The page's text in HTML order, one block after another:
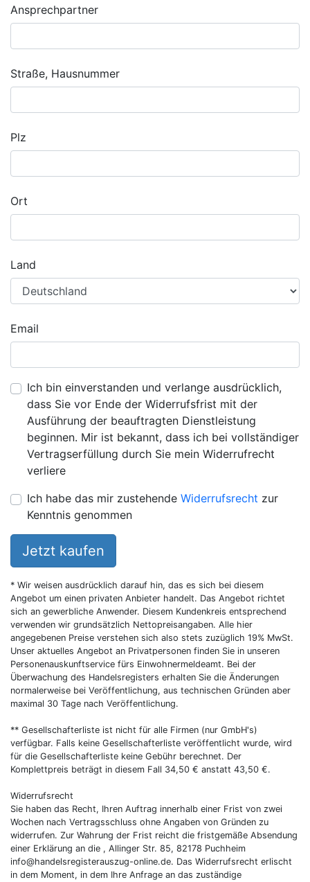
Ansprechpartner
Straße, Hausnummer
Plz
Ort
Land
Email
Ich bin einverstanden und verlange ausdrücklich,
dass Sie vor Ende der Widerrufsfrist mit der
Ausführung der beauftragten Dienstleistung
beginnen. Mir ist bekannt, dass ich bei vollständiger
Vertragserfüllung durch Sie mein Widerrufrecht
verliere
Ich habe das mir zustehende Widerrufsrecht zur
Kenntnis genommen
Jetzt kaufen
* Wir weisen ausdrücklich darauf hin, das es sich bei diesem
Angebot um einen privaten Anbieter handelt. Das Angebot richtet
sich an gewerbliche Anwender. Diesem Kundenkreis entsprechend
verwenden wir grundsätzlich Nettopreisangaben. Alle hier
angegebenen Preise verstehen sich also stets zuzüglich 19% MwSt.
Unser aktuelles Angebot an Privatpersonen finden Sie in unseren
Personenauskunftservice fürs Einwohnermeldeamt. Bei der
Überwachung des Handelsregisters erhalten Sie die Änderungen
normalerweise bei Veröffentlichung, aus technischen Gründen aber
maximal 30 Tage nach Veröffentlichung.
** Gesellschafterliste ist nicht für alle Firmen (nur GmbH's)
verfügbar. Falls keine Gesellschafterliste veröffentlicht wurde, wird
für die Gesellschafterliste keine Gebühr berechnet. Der
Komplettpreis beträgt in diesem Fall 34,50 € anstatt 43,50 €.
Widerrufsrecht
Sie haben das Recht, Ihren Auftrag innerhalb einer Frist von zwei
Wochen nach Vertragsschluss ohne Angaben von Gründen zu
widerrufen. Zur Wahrung der Frist reicht die fristgemäße Absendung
einer Erklärung an die , Allinger Str. 85, 82178 Puchheim
info@handelsregisterauszug-online.de. Das Widerrufsrecht erlischt
in dem Moment, in dem Ihre Anfrage an das zuständige